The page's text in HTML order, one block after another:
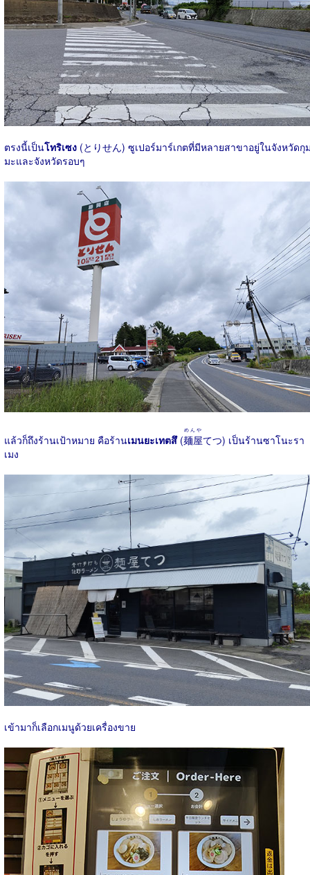
ตรงนี้เป็นโทริเซง (とりせん) ซูเปอร์มาร์เกตที่มีหลายสาขาอยู่ในจังหวัดกุ
มะและจังหวัดรอบๆ
แล้วก็ถึงร้านเป้าหมาย คือร้านเมนยะเทตสึ(麺屋
めんや
てつ) เป็นร้านซาโนะรา
เมง
เข้ามาก็เลือกเมนูด้วยเครื่องขาย